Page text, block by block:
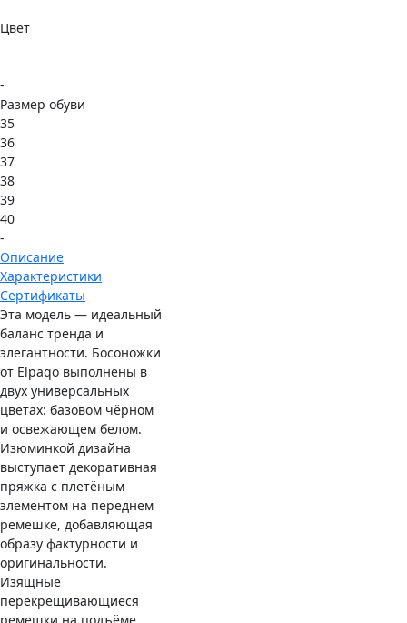
Цвет
-
Размер обуви
35
36
37
38
39
40
-
Описание
Характеристики
Сертификаты
Эта модель — идеальный
баланс тренда и
элегантности. Босоножки
от Elpaqo выполнены в
двух универсальных
цветах: базовом чёрном
и освежающем белом.
Изюминкой дизайна
выступает декоративная
пряжка с плетёным
элементом на переднем
ремешке, добавляющая
образу фактурности и
оригинальности.
Изящные
перекрещивающиеся